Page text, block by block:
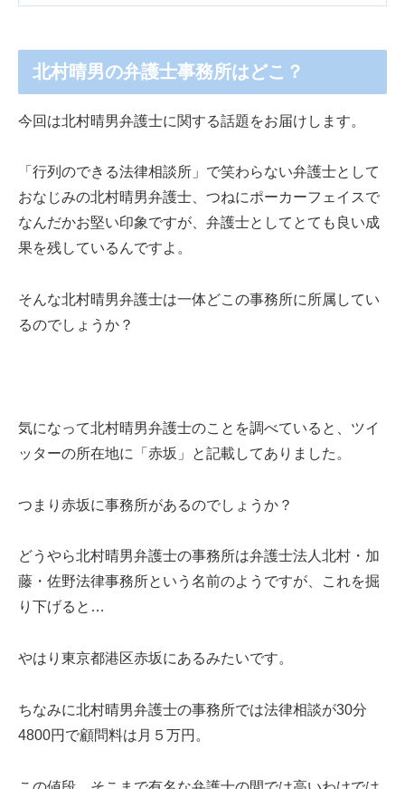
北村晴男の弁護士事務所はどこ？
今回は北村晴男弁護士に関する話題をお届けします。
「行列のできる法律相談所」で笑わらない弁護士として
おなじみの北村晴男弁護士、つねにポーカーフェイスで
なんだかお堅い印象ですが、弁護士としてとても良い成
果を残しているんですよ。
そんな北村晴男弁護士は一体どこの事務所に所属してい
るのでしょうか？
気になって北村晴男弁護士のことを調べていると、ツイ
ッターの所在地に「赤坂」と記載してありました。
つまり赤坂に事務所があるのでしょうか？
どうやら北村晴男弁護士の事務所は弁護士法人北村・加
藤・佐野法律事務所という名前のようですが、これを掘
り下げると…
やはり東京都港区赤坂にあるみたいです。
ちなみに北村晴男弁護士の事務所では法律相談が30分
4800円で顧問料は月５万円。